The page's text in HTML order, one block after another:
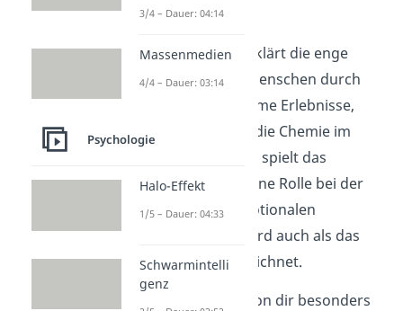
gibt.
DieWissenschaft
erklärt die enge
Bindung zwischen Menschen durch
Dinge wie gemeinsame Erlebnisse,
ähnliche Werte und die Chemie im
Gehirn. Zum Beispiel spielt das
Hormon Dopamin
eine Rolle bei der
Entstehung von emotionalen
Verbindungen. Es wird auch als das
Glückshormonbezeichnet.
Ist eine andere Person dir besonders
3/4 – Dauer: 04:14
Massenmedien
4/4 – Dauer: 03:14
Psychologie
Halo-Effekt
1/5 – Dauer: 04:33
Schwarmintelli
genz